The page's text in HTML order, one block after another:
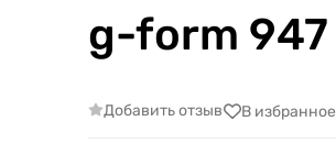
g-form 947
Добавить отзыв В избранное